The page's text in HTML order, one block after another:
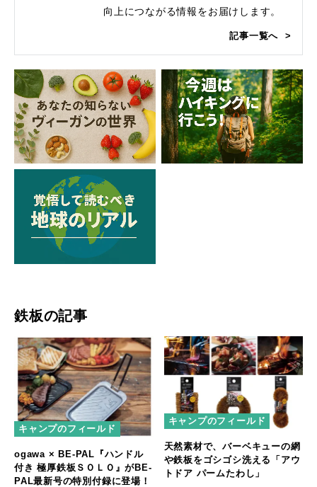
向上につながる情報をお届けします。
記事一覧へ
鉄板の記事
キャンプのフィールド
ogawa × BE-PAL『ハンドル
付き 極厚鉄板ＳＯＬＯ』がBE-
PAL最新号の特別付録に登場！
キャンプのフィールド
天然素材で、バーベキューの網
や鉄板をゴシゴシ洗える「アウ
トドア パームたわし」